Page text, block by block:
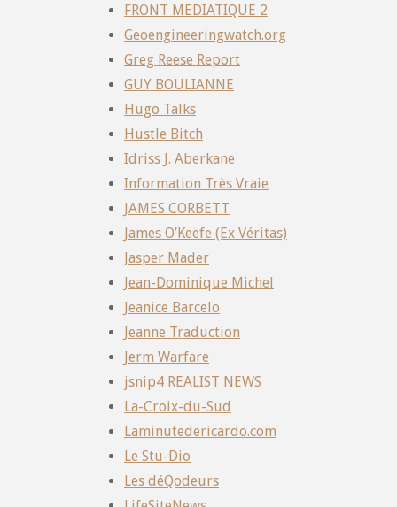
FRONT MEDIATIQUE 2
Geoengineeringwatch.org
Greg Reese Report
GUY BOULIANNE
Hugo Talks
Hustle Bitch
Idriss J. Aberkane
Information Très Vraie
JAMES CORBETT
James O’Keefe (Ex Véritas)
Jasper Mader
Jean-Dominique Michel
Jeanice Barcelo
Jeanne Traduction
Jerm Warfare
jsnip4 REALIST NEWS
La-Croix-du-Sud
Laminutedericardo.com
Le Stu-Dio
Les déQodeurs